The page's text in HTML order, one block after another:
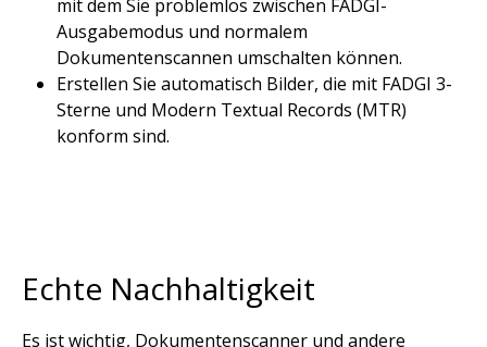
mit dem Sie problemlos zwischen FADGI-
Ausgabemodus und normalem
Dokumentenscannen umschalten können.
Erstellen Sie automatisch Bilder, die mit FADGI 3-
Sterne und Modern Textual Records (MTR)
konform sind.
Echte Nachhaltigkeit
Es ist wichtig, Dokumentenscanner und andere